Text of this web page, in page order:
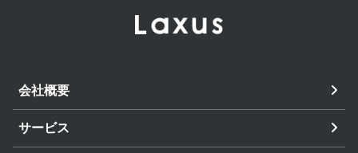
会社概要
サービス